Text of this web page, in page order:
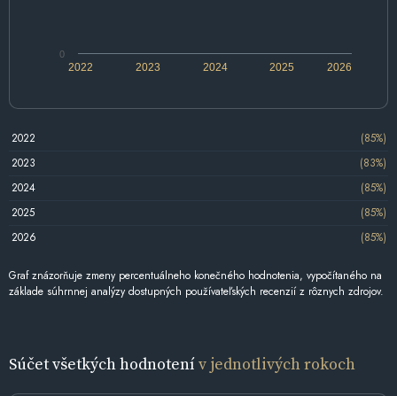
2022 2024 2026
2023 2025
0
2022
(85%)
2023
(83%)
2024
(85%)
2025
(85%)
2026
(85%)
Graf znázorňuje zmeny percentuálneho konečného hodnotenia, vypočítaného na
základe súhrnnej analýzy dostupných používateľských recenzií z rôznych zdrojov.
Súčet všetkých hodnotenív jednotlivých rokoch